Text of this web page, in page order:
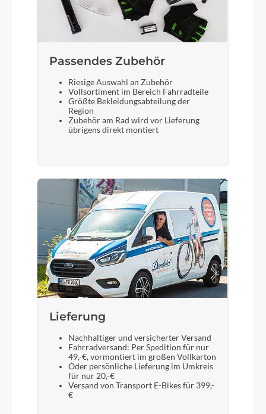
Shimano Deore SL-M6100-IR, Direct Attach
Bremshebel
Steuersatz
ACROS AZF-1034, ICR (Integrated Cable
Routing), Top Zero-Stack 1 1/2" (ZS 56mm),
Bottom Zero-Stack 1 1/2" (ZS 56mm), X-Connect
Sattel
ACID Sequence 160
Gabel
SR Suntour X1-32 LO-R Air, Tapered, 15x110mm,
120mm (27.5: 100mm)
Sattelstütze
CUBE Dropper Post, Handlebar Lever, Internal
Passendes Zubehör
Riesige Auswahl an Zubehör
Vollsortiment im Bereich Fahrradteile
Größte Bekleidungsabteilung der
Region
Zubehör am Rad wird vor Lieferung
übrigens direkt montiert
Lieferung
Nachhaltiger und versicherter Versand
Fahrradversand: Per Spedition für nur
49,-€, vormontiert im großen Vollkarton
Oder persönliche Lieferung im Umkreis
für nur 20,-€
Versand von Transport E-Bikes für 399,-
€